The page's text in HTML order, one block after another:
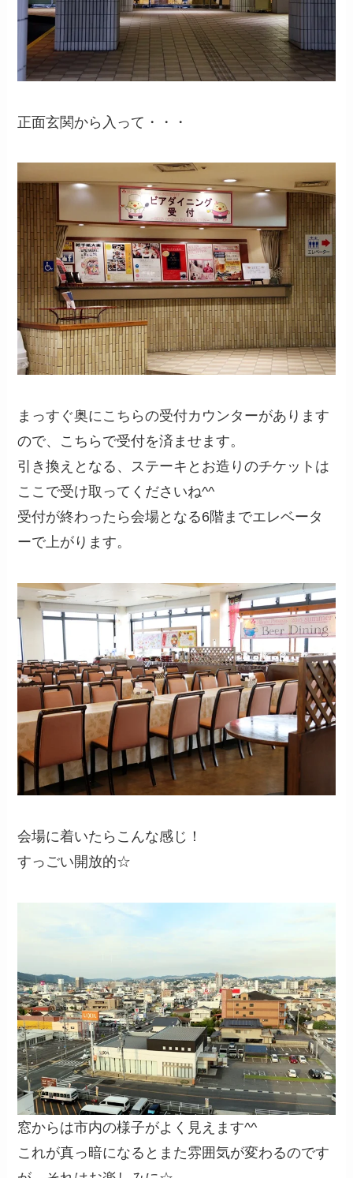
正面玄関から入って・・・
まっすぐ奥にこちらの受付カウンターがあります
ので、こちらで受付を済ませます。
引き換えとなる、ステーキとお造りのチケットは
ここで受け取ってくださいね^^
受付が終わったら会場となる6階までエレベータ
ーで上がります。
会場に着いたらこんな感じ！
すっごい開放的☆
窓からは市内の様子がよく見えます^^
これが真っ暗になるとまた雰囲気が変わるのです